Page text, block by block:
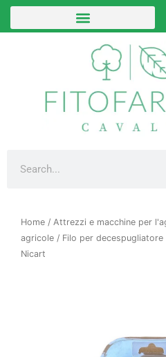
Vai
Home / Attrezzi e macchine per
agricole / Filo per
Nicart